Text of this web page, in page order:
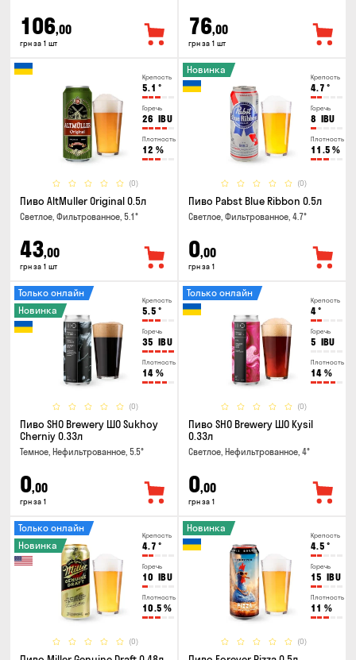
106,00
грн за 1 шт
76,00
грн за 1 шт
Крепость
5.1 °
Горечь
26 IBU
Плотность
12 %
(0)
Пиво AltMuller Original 0.5л
Светлое, Фильтрованное, 5.1°
43,00
грн за 1 шт
Крепость
4.7 °
Горечь
8 IBU
Плотность
11.5 %
(0)
Новинка
Пиво Pabst Blue Ribbon 0.5л
Светлое, Фильтрованное, 4.7°
0,00
грн за 1
Крепость
5.5 °
Горечь
35 IBU
Плотность
14 %
(0)
Только онлайн
Новинка
Пиво SHO Brewery ШО Sukhoy
Cherniy 0.33л
Темное, Нефильтрованное, 5.5°
0,00
грн за 1
Крепость
4°
Горечь
5 IBU
Плотность
14 %
(0)
Только онлайн
Пиво SHO Brewery ШО Kysil
0.33л
Светлое, Нефильтрованное, 4°
0,00
грн за 1
Крепость
4.7 °
Горечь
10 IBU
Плотность
10.5 %
(0)
Только онлайн
Новинка
Крепость
4.5 °
Горечь
15 IBU
Плотность
11 %
(0)
Новинка